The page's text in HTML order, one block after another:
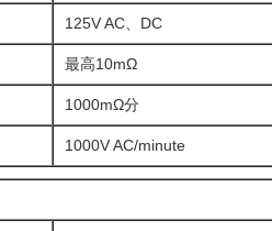
125V AC、DC
最高10mΩ
1000mΩ分
1000V AC/minute